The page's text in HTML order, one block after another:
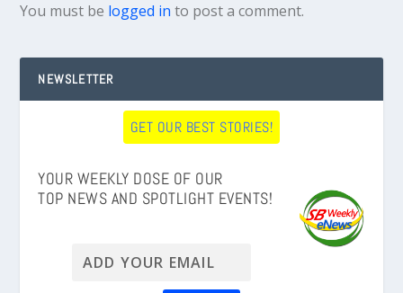
You must be logged in to post a comment.
NEWSLETTER
GET OUR BEST STORIES!
YOUR WEEKLY DOSE OF OUR
TOP NEWS AND SPOTLIGHT EVENTS!